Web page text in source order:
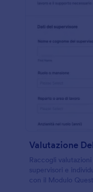
Raccogli
supervisori e
con il Modulo